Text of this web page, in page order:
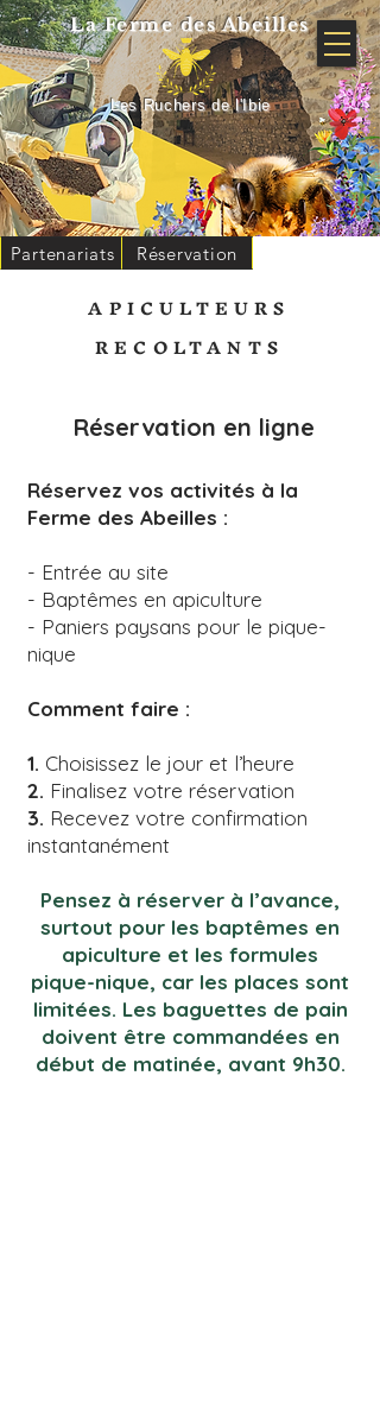
La Fermedes Abeilles
Les Ruchers de l'Ibie
Partenariats Réservation
APICULTEURS
RECOLTANTS
Réservation en ligne
Réservez vos activités à la
Ferme des Abeilles :
- Entrée au site
- Baptêmes en apiculture
- Paniers paysans pour le pique-
nique
Comment faire :
1. Choisissez le jour et l’heure
2. Finalisez votre réservation
3. Recevez votre confirmation
instantanément
Pensez à réserver à l’avance,
surtout pour les baptêmes en
apiculture et les formules
pique-nique, car les places sont
limitées. Les baguettes de pain
doivent être commandées en
début de matinée, avant 9h30.